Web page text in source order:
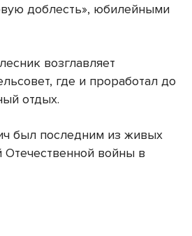
доблесть», юбилейными
возглавляет
где и проработал до
отдых.
был последним из живых
Отечественной войны в